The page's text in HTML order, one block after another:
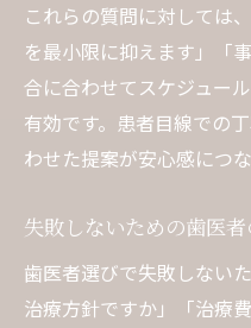
これらの質問に対しては
を最小限に抑えます」「
合に合わせてスケジュー
有効です。患者目線での
わせた提案が安心感につな
失敗しないための歯医
歯医者選びで失敗しない
治療方針ですか」「治療